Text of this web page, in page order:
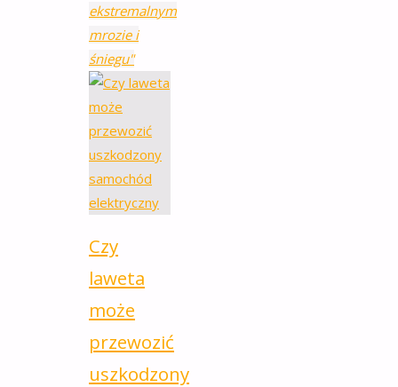
ekstremalnym
mrozie i
śniegu"
Czy
laweta
może
przewozić
uszkodzony